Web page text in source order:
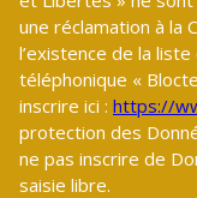
une réclamation à la
l’existence de la
téléphonique «
inscrire ici : https://
protection des
ne pas inscrire de
saisie libre.